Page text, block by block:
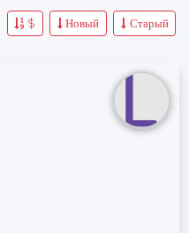
Старый
Новый
$